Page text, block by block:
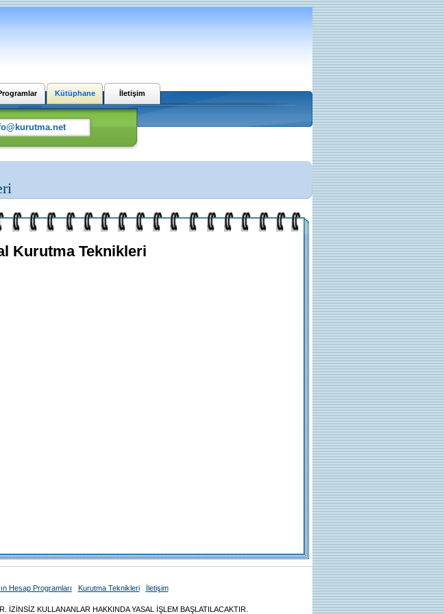
Kütüphane İletişim
Kurutma Teknikleri
Hesap Programları Kurutma Teknikleri İletişim
KULLANANLAR HAKKINDA YASAL İŞLEM BAŞLATILACAKTIR.